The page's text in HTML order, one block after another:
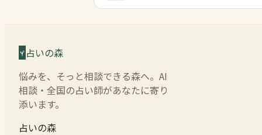
占いの森
悩みを、そっと相談できる森へ。AI
相談・全国の占い師があなたに寄り
添います。
占いの森